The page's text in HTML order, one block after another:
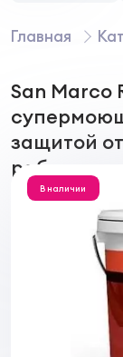
Главная
San Marco
защитой
работ
В наличии